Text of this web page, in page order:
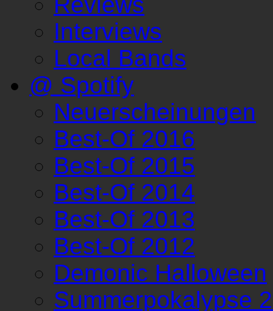
Interviews
Local Bands
@ Spotify
Neuerscheinungen
Best-Of 2016
Best-Of 2015
Best-Of 2014
Best-Of 2013
Best-Of 2012
Demonic Halloween
Summerpokalypse